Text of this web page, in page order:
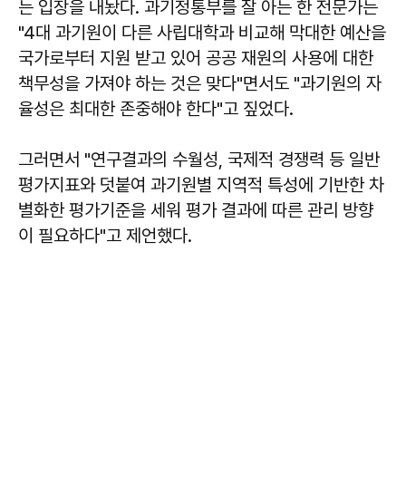
는 입장을 내놨다. 과기정통부를 잘 아는 한 전문가는
"4대 과기원이 다른 사립대학과 비교해 막대한 예산을
국가로부터 지원 받고 있어 공공 재원의 사용에 대한
책무성을 가져야 하는 것은 맞다"면서도 "과기원의 자
율성은 최대한 존중해야 한다"고 짚었다.
그러면서 "연구결과의 수월성, 국제적 경쟁력 등 일반
평가지표와 덧붙여 과기원별 지역적 특성에 기반한 차
별화한 평가기준을 세워 평가 결과에 따른 관리 방향
이 필요하다"고 제언했다.